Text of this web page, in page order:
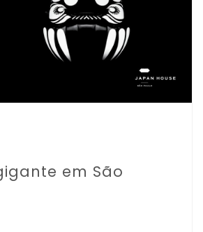
em São